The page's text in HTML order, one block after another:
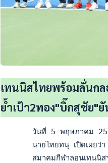
เทนนิสไทยพร้อมลั่นก
ย้ำเป้า2ทอง"บิ๊กสุชัย"
วันที่ 5 พฤษภาคม
นายไทยทนุ เปิดเผยว่
สมาคมกีฬาลอนเทนนิส